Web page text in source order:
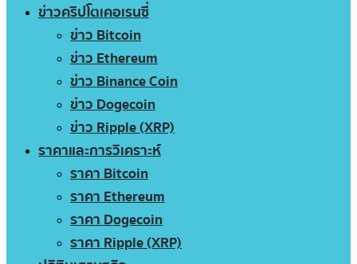
ข่าวคริปโตเคอเรนซี่
ข่าว Bitcoin
ข่าว Ethereum
ข่าว Binance Coin
ข่าว Dogecoin
ข่าว Ripple (XRP)
ราคาและการวิเคราะห์
ราคา Bitcoin
ราคา Ethereum
ราคา Dogecoin
ราคา Ripple (XRP)